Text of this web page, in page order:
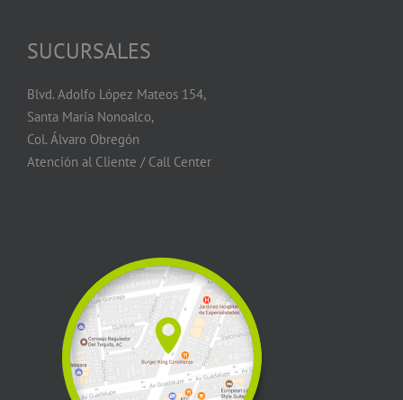
SUCURSALES
Blvd. Adolfo López Mateos 154,
Santa María Nonoalco,
Col. Álvaro Obregón
Atención al Cliente / Call Center